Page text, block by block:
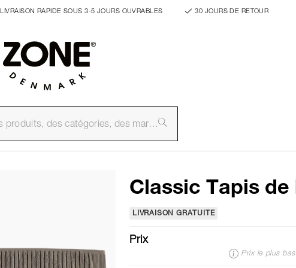
LIVRAISON RAPIDE SOUS 3-5 JOURS OUVRABLES 30 JOURS DE RETOUR
Classic Tapis de
LIVRAISON GRATUITE
Prix
Prix le plus